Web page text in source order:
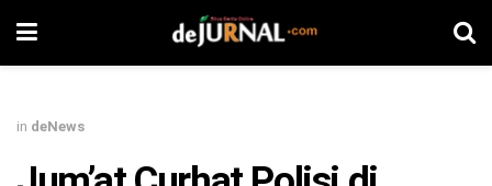
in deNews